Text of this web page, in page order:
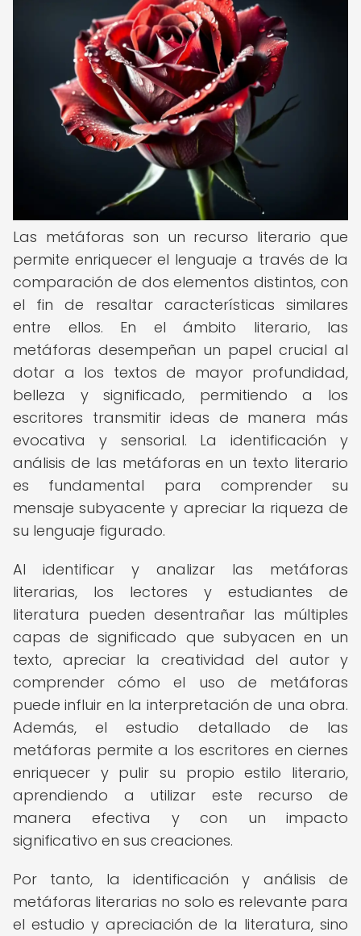
Las metáforas son un recurso literario que
permite enriquecer el lenguaje a través de la
comparación de dos elementos distintos, con
el fin de resaltar características similares
entre ellos. En el ámbito literario, las
metáforas desempeñan un papel crucial al
dotar a los textos de mayor profundidad,
belleza y significado, permitiendo a los
escritores transmitir ideas de manera más
evocativa y sensorial. La identificación y
análisis de las metáforas en un texto literario
es fundamental para comprender su
mensaje subyacente y apreciar la riqueza de
su lenguaje figurado.
Al identificar y analizar las metáforas
literarias, los lectores y estudiantes de
literatura pueden desentrañar las múltiples
capas de significado que subyacen en un
texto, apreciar la creatividad del autor y
comprender cómo el uso de metáforas
puede influir en la interpretación de una obra.
Además, el estudio detallado de las
metáforas permite a los escritores en ciernes
enriquecer y pulir su propio estilo literario,
aprendiendo a utilizar este recurso de
manera efectiva y con un impacto
significativo en sus creaciones.
Por tanto, la identificación y análisis de
metáforas literarias no solo es relevante para
el estudio y apreciación de la literatura, sino